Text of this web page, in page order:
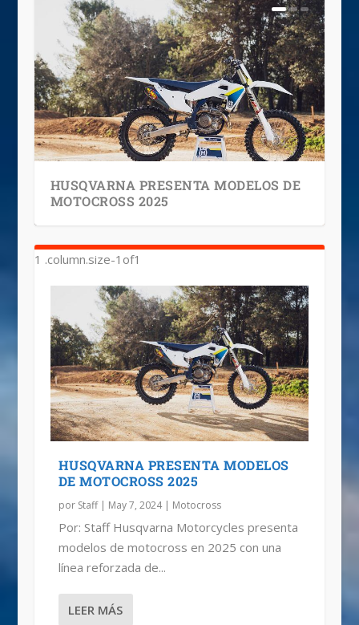
HUSQVARNA PRESENTA MODELOS DE
MOTOCROSS 2025
NUEVA GENERACIÓN DE HUSQVARNA
ENDURO 2024
HUSQVARNA DE MOTOCROSS 2024
HUSQVARNA PRESENTA MODELOS
DE MOTOCROSS 2025
por Staff| May 7, 2024| Motocross
Por: Staff Husqvarna Motorcycles presenta
modelos de motocross en 2025 con una
línea reforzada de...
LEER MÁS